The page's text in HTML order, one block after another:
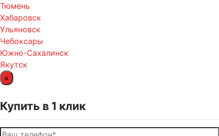
Тюмень
Хабаровск
Ульяновск
Чебоксары
Южно-Сахалинск
Якутск
×
Купить в 1 клик